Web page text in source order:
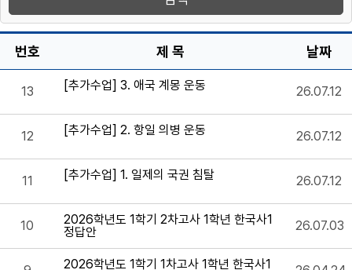
번호 제 목 날짜
13 [추가수업] 3. 애국 계몽 운동 26.07.12
12 [추가수업] 2. 항일 의병 운동 26.07.12
11 [추가수업] 1. 일제의 국권 침탈 26.07.12
10
2026학년도 1학기 2차고사 1학년 한국사1
정답안
26.07.03
2026학년도 1학기 1차고사 1학년 한국사1